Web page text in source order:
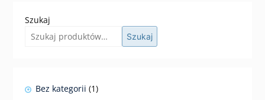
Szukaj
Szukaj
Bez kategorii 11